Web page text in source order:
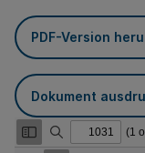
PDF-Version
Dokument